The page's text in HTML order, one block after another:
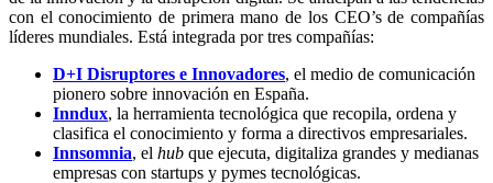
con el conocimiento de primera mano de los CEO’s de compañías
líderes mundiales. Está integrada por tres compañías:
D+I Disruptores e Innovadores, el medio de comunicación
pionero sobre innovación en España.
Inndux, la herramienta tecnológica que recopila, ordena y
clasifica el conocimiento y forma a directivos empresariales.
Innsomnia, el hub que ejecuta, digitaliza grandes y medianas
empresas con startups y pymes tecnológicas.